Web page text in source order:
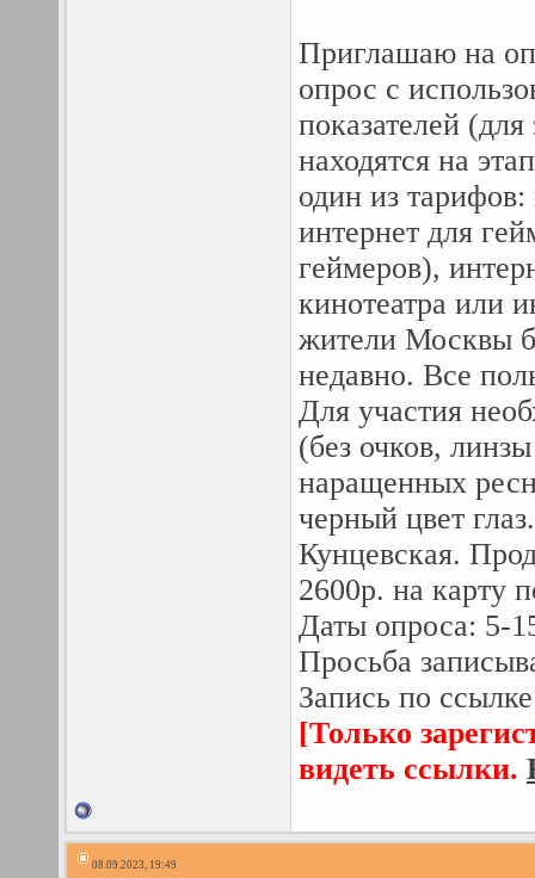
Приглашаю на
опрос с
показателей
находятся на
один из
интернет для
геймеров),
кинотеатра или
жители Москвы
недавно. Все
Для участия
(без очков,
наращенных
черный цвет
Кунцевская.
2600р. на карту
Даты опроса: 5-
Просьба
Запись по
[Только
видеть ссылки.
08.09.2023, 19:49